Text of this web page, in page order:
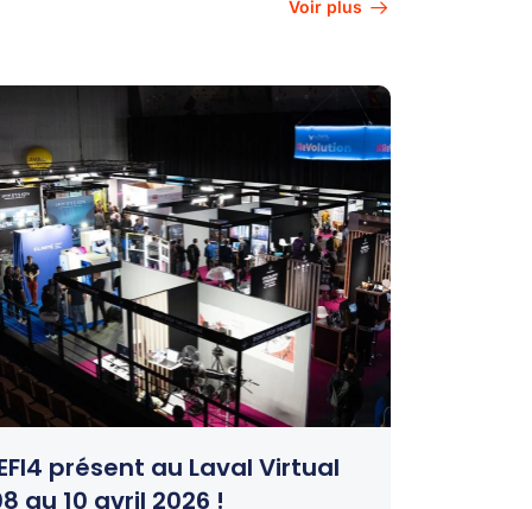
Voir plus
présent au Laval Virtual
au 10 avril 2026 !